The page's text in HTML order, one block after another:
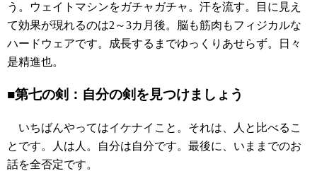
う。ウェイトマシンをガチャガチャ。汗を流す。目に見え
て効果が現れるのは2～3カ月後。脳も筋肉もフィジカルな
ハードウェアです。成長するまでゆっくりあせらず。日々
是精進也。
■第七の剣：自分の剣を見つけましょう
いちばんやってはイケナイこと。それは、人と比べるこ
とです。人は人。自分は自分です。最後に、いままでのお
話を全否定です。